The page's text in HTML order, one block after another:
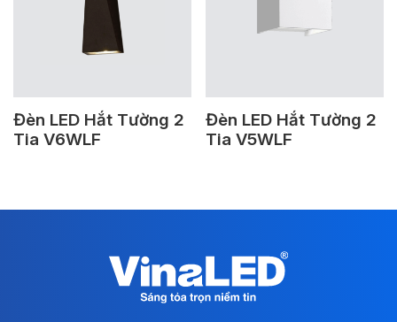
Đèn LED Hắt Tường 2
Tia V6WLF
Đèn LED Hắt Tường 2
Tia V5WLF